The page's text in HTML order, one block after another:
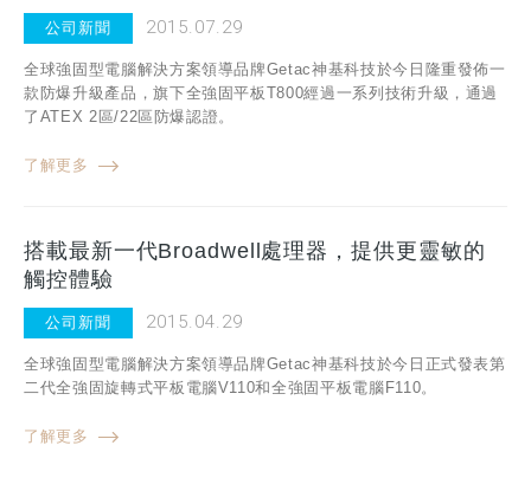
公司新聞 2015.07.29
全球強固型電腦解決方案領導品牌Getac神基科技於今日隆重發佈一
款防爆升級產品，旗下全強固平板T800經過一系列技術升級，通過
了ATEX 2區/22區防爆認證。
了解更多
搭載最新一代Broadwell處理器，提供更靈敏的
觸控體驗
公司新聞 2015.04.29
全球強固型電腦解決方案領導品牌Getac神基科技於今日正式發表第
二代全強固旋轉式平板電腦V110和全強固平板電腦F110。
了解更多